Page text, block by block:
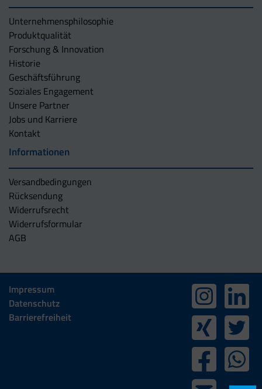
Unternehmens­philosophie
Produktqualität
Forschung & Innovation
Historie
Geschäftsführung
Soziales Engagement
Unsere Partner
Jobs und Karriere
Kontakt
Informationen
Versandbedingungen
Rücksendung
Widerrufsrecht
Widerrufsformular
AGB
Impressum
Datenschutz
Barrierefreiheit